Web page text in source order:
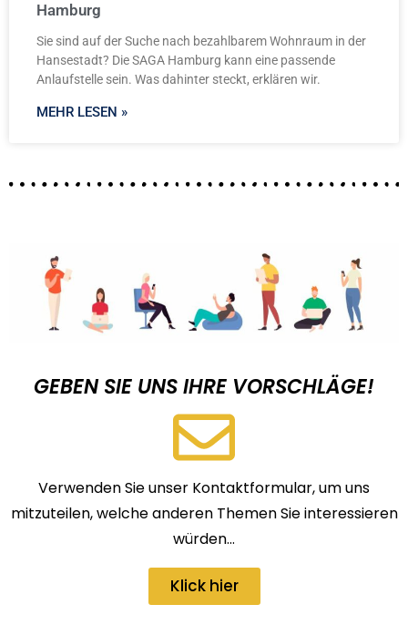
Hamburg
Sie sind auf der Suche nach bezahlbarem Wohnraum in der
Hansestadt? Die SAGA Hamburg kann eine passende
Anlaufstelle sein. Was dahinter steckt, erklären wir.
MEHR LESEN »
GEBEN SIE UNS IHRE VORSCHLÄGE!
Verwenden Sie unser Kontaktformular, um uns
mitzuteilen, welche anderen Themen Sie interessieren
würden…
Klick hier